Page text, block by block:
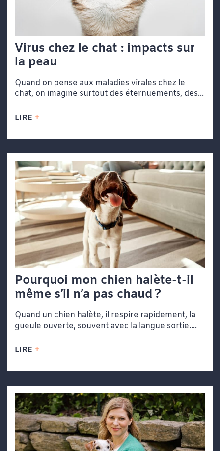
Virus chez le chat : impacts sur
la peau
Quand on pense aux maladies virales chez le
chat, on imagine surtout des éternuements, des...
LIRE
Pourquoi mon chien halète-t-il
même s’il n’a pas chaud ?
Quand un chien halète, il respire rapidement, la
gueule ouverte, souvent avec la langue sortie....
LIRE